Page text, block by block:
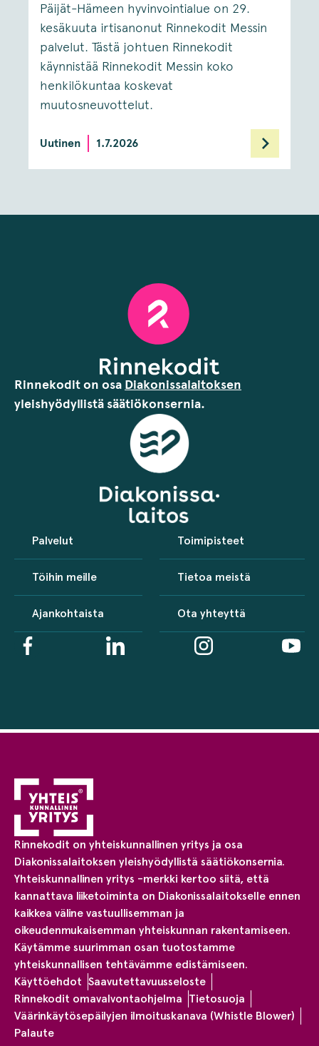
Päijät-Hämeen hyvinvointialue on 29.
kesäkuuta irtisanonut Rinnekodit Messin
palvelut. Tästä johtuen Rinnekodit
käynnistää Rinnekodit Messin koko
henkilökuntaa koskevat
muutosneuvottelut.
Uutinen 1.7.2026
Rinnekodit on osa Diakonissalaitoksen
yleishyödyllistä säätiökonsernia.
Palvelut Toimipisteet
Töihin meille Tietoa meistä
Ajankohtaista Ota yhteyttä
Rinnekodit on yhteiskunnallinen yritys ja osa
Diakonissalaitoksen yleishyödyllistä säätiökonsernia.
Yhteiskunnallinen yritys -merkki kertoo siitä, että
kannattava liiketoiminta on Diakonissalaitokselle ennen
kaikkea väline vastuullisemman ja
oikeudenmukaisemman yhteiskunnan rakentamiseen.
Käytämme suurimman osan tuotostamme
yhteiskunnallisen tehtävämme edistämiseen.
Käyttöehdot Saavutettavuusseloste
Rinnekodit omavalvontaohjelma Tietosuoja
Väärinkäytösepäilyjen ilmoituskanava (Whistle Blower)
Palaute